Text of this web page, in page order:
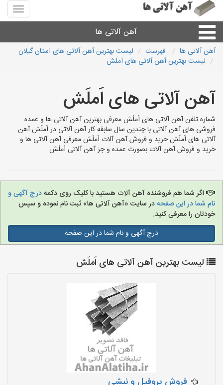
منوی
سایت
آلاتی
آهن آلاتی ها
میلگرد نبشی،مفتول
لوله و اتصالات
سایر آهن آلات
آهن آلاتی های شهرها
آهن آلاتی ها فهرست
لیست بهترین آهن آلاتی های استان گیلان
لیست بهترین آهن آلاتی های اَملَش
آهن آلاتی های اَملَش
شماره تلفن آهن آلاتی های اَملَش معرفی بهترین آهن آلاتی ها و عمده
فروشی های آهن آلاتی با چندین سال سابقه کار آهن آلاتی در اَملَش آهن
آلاتی های اَملَش خرید و فروش آهن آلات اَملَش معرفی آهن آلاتی ها و
خرید و فروش آهن آلات بصورت عمده و جز آهن آلاتی اَملَش
اگر شما هم فروشنده آهن آلات هستید با کلیک روی دکمهدرج آگهی و
نام شما در این صفحهدر سایت «آهن آلاتی ها» ثبت نام نموده و سپس
خودتان را معرفی کنید.
درج آگهی و نام شما در این صفحه
لیست بهترین آهن آلاتی های اَملَش
فروش پروفیل و نبشی